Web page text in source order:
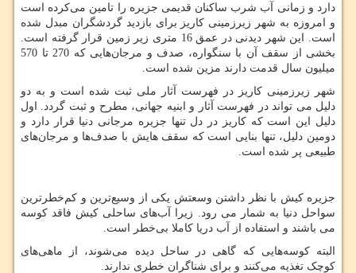
دارد و زمانی آب شرب ساکنان قدیمی جزیره را تامین می‌کرده است
و امروزه به شهر زیرزمینی کاریز برای بازدید گردشگران مبدل شده
است. این شهر دیدنی در عمق 16 متری زیر زمین قرار گرفته است.
بخشی از سقف آن با سنگواره، صدف و مرجان‌هایی که 270 تا 570
میلیون سال قدمت دارند مزین شده است.
شهر زیرزمینی کاریز در فهرست آثار ملی ثبت شده است و به دو
دلیل می تواند در فهرست آثار و ابنیه جهانی، مطرح و ثبت گردد. اول
دلیل این است که کاریز در دل تنها جزیره مرجانی دنیا قرار دارد و
دومین دلیل، تنها بنایی است که سقف هایش با صدف‌ها و مرجان‌های
طبیعی پر شده است.
جزیره کیش با نظر داشتن وسعتش یکی از وسیع‌ترین و کم‌خطرترین
سواحل دنیا به شمار می رود. زیرا آب‌های ساحلی کیش فاقد کوسه
می باشند و استفاده از آب دریا کاملا بی‌خطر است.
البته کوسه‌هایی که گاهی در ساحل دیده می‌شوند، از ماهی‌های
کوچک تغذیه می‌کنند و برای شناگران خطری ندارند.